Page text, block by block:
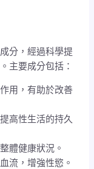
分，經過科學提
主要成分包括：
用，有助於改善
高性生活的持久
體健康狀況。
流，增強性慾。